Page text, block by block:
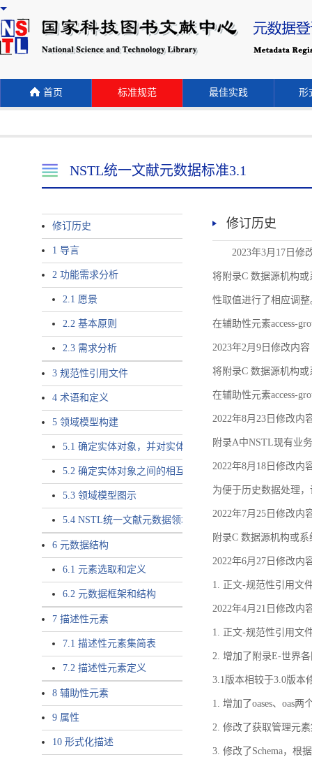
首页 标准规范 最佳实践 形
NSTL统一文献元数据标准3.1
修订历史
1 导言
2 功能需求分析
2.1 愿景
2.2 基本原则
2.3 需求分析
3 规范性引用文件
4 术语和定义
5 领域模型构建
5.1 确定实体对象，并对实体对象命名
5.2 确定实体对象之间的相互关系，定义实体对象之间的
5.3 领域模型图示
5.4 NSTL统一文献元数据领域模型的验证
6 元数据结构
6.1 元素选取和定义
6.2 元数据框架和结构
7 描述性元素
7.1 描述性元素集简表
7.2 描述性元素定义
8 辅助性元素
9 属性
10 形式化描述
修订历史
2023年3月17日修
将附录C 数据源机构或
性取值进行了相应调整
在辅助性元素access-
2023年2月9日修改内容
将附录C 数据源机构或
在辅助性元素access-
2022年8月23日修改内
附录A中NSTL现有业
2022年8月18日修改内
为便于历史数据处理
2022年7月25日修改内
附录C 数据源机构或
2022年6月27日修改内
1. 正文-规范性引用文
2022年4月21日修改内
1. 正文-规范性引用文
2. 增加了附录E-世界
3.1版本相较于3.0版本
1. 增加了oases、oas
2. 修改了获取管理元
3. 修改了Schema，根